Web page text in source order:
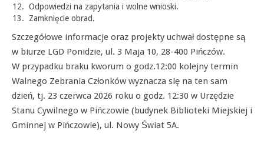
Odpowiedzi na zapytania i wolne wnioski.
Zamknięcie obrad.
Szczegółowe informacje oraz projekty uchwał dostępne są
w biurze LGD Ponidzie, ul. 3 Maja 10, 28-400 Pińczów.
W przypadku braku kworum o godz.12:00 kolejny termin
Walnego Zebrania Członków wyznacza się na ten sam
dzień, tj. 23 czerwca 2026 roku o godz. 12:30 w Urzędzie
Stanu Cywilnego w Pińczowie (budynek Biblioteki Miejskiej i
Gminnej w Pińczowie), ul. Nowy Świat 5A.